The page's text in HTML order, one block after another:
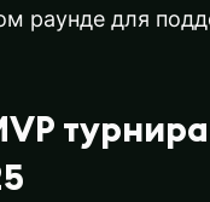
раунде для